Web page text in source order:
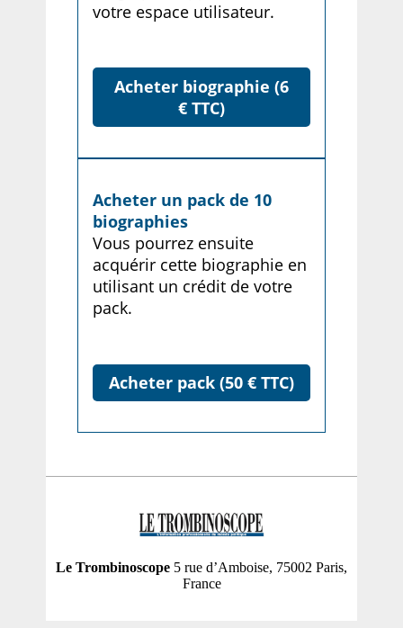
votre espace utilisateur.
Acheter biographie (6
€ TTC)
Acheter un pack de 10
biographies
Vous pourrez ensuite
acquérir cette biographie en
utilisant un crédit de votre
pack.
Acheter pack (50 € TTC)
Le Trombinoscope 5 rue d’Amboise, 75002 Paris,
France